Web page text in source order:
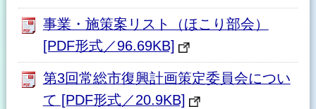
事業・施策案リスト（ほこり部会）
[PDF形式／96.69KB]
第3回常総市復興計画策定委員会につい
て [PDF形式／20.9KB]